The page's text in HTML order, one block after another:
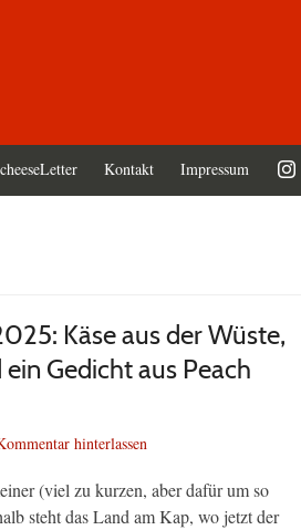
Kontakt Impressum
Käse aus der Wüste,
Gedicht aus Peach
hinterlassen
(viel zu kurzen, aber dafür um so
steht das Land am Kap, wo jetzt der